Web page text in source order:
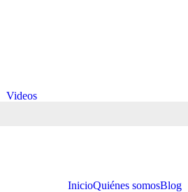
Videos
InicioQuiénes somosBlog